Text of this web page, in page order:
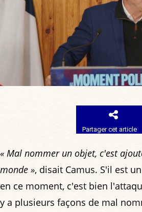
Partager cet article
« Mal nommer un objet, c'est
monde », disait Camus. S'il est
en ce moment, c'est bien
y a plusieurs façons de mal